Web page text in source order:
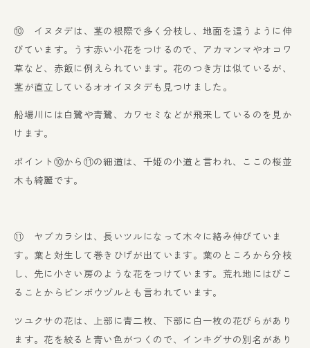
⑩ イヌタデは、茎の根際で多く分枝し、地面を這うように伸
びています。うす赤い小花をつけるので、アカマンマやオコワ
草など、赤飯に例えられています。花のつき方は似ているが、
茎が直立しているオオイヌタデも見つけました。
船場川には白鷺や青鷺、カワセミなどが飛来しているのを見か
けます。
ポイント⑩から⑪の細道は、千姫の小道と言われ、ここの桜並
木も綺麗です。
⑪ ヤブカラシは、長いツルになって木々に絡み伸びていま
す。葉と対生して巻きひげが出ています。葉のところから分枝
し、先に小さい房のような花をつけています。荒れ地にはびこ
ることからビンボウヅルとも言われています。
ツユクサの花は、上部に青二枚、下部に白一枚の花びらがあり
ます。花を絞ると青い色がつくので、インキグサの別名があり